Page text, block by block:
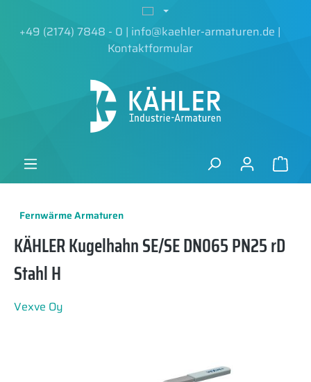
+49 (2174) 7848 - 0 | info@kaehler-armaturen.de |
Kontaktformular
Fernwärme Armaturen
KÄHLER Kugelhahn SE/SE DN065 PN25 rD
Stahl H
Vexve Oy